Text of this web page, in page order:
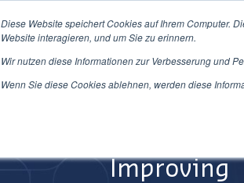
Diese Website speichert Cookies auf Ihrem Computer.
Website interagieren, und um Sie zu erinnern.
Wir nutzen diese Informationen zur Verbesserung und
Wenn Sie diese Cookies ablehnen, werden diese
Home Produkte/
Improving